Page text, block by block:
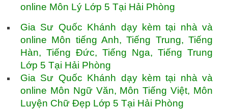
online Môn Lý Lớp 5 Tại Hải Phòng
Gia Sư Quốc Khánh dạy kèm tại nhà và
online Môn tiếng Anh, Tiếng Trung, Tiếng
Hàn, Tiếng Đức, Tiếng Nga, Tiếng Trung
Lớp 5 Tại Hải Phòng
Gia Sư Quốc Khánh dạy kèm tại nhà và
online Môn Ngữ Văn, Môn Tiếng Việt, Môn
Luyện Chữ Đẹp Lớp 5 Tại Hải Phòng